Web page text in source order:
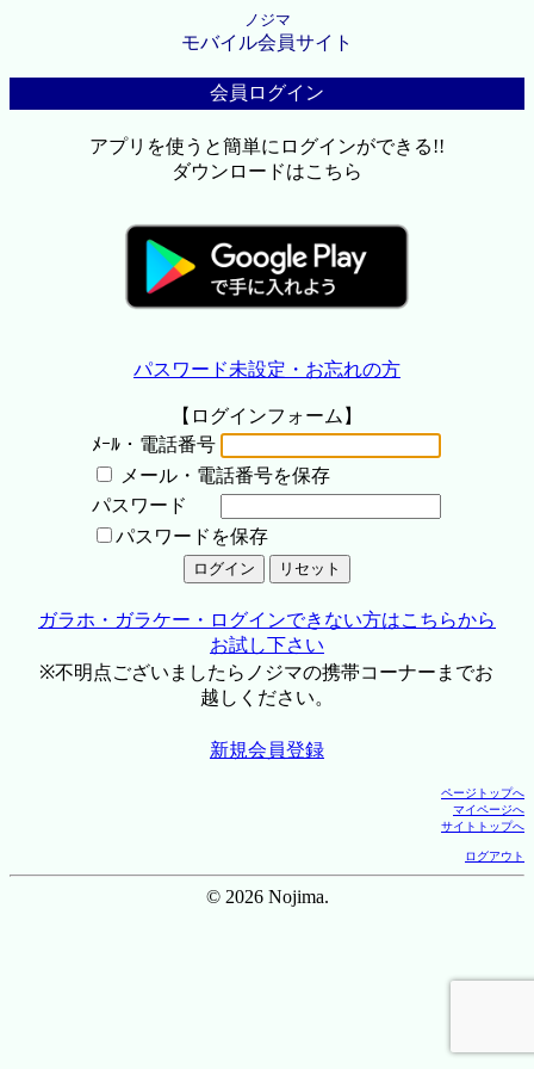
ノジマ
モバイル会員サイト
会員ログイン
アプリを使うと簡単にログインができる!!
ダウンロードはこちら
パスワード未設定・お忘れの方
【ログインフォーム】
ﾒｰﾙ・電話番号
メール・電話番号を保存
パスワード
パスワードを保存
ガラホ・ガラケー・ログインできない方はこちらから
お試し下さい
※不明点ございましたらノジマの携帯コーナーまでお
越しください。
新規会員登録
ページトップへ
マイページへ
サイトトップへ
ログアウト
© 2026 Nojima.